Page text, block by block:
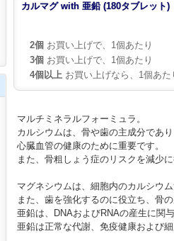
カルマグ with 亜鉛 (180タブレット)
2個 お買い上げで、1個あたり
3個 お買い上げで、1個あたり
4個以上 お買い上げなら、1個あた
マルチミネラルフォーミュラ。
カルシウムは、骨や歯の主成分であ
心臓血管の健康のために重要です。
また、骨粗しょう症のリスクを減少
マグネシウムは、細胞内のカルシウ
また、歯を強化するのに役立ち、骨
亜鉛は、DNAおよびRNAの産生に関
亜鉛は正常な代謝、免疫健康および